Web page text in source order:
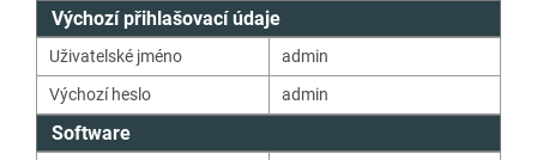
Výchozí přihlašovací údaje
Uživatelské jméno
admin
Výchozí heslo
admin
Software